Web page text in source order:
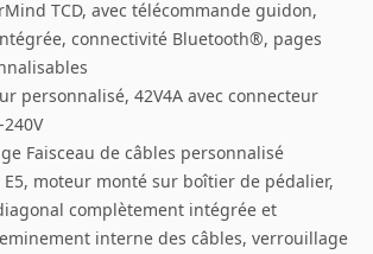
TCD, avec télécommande guidon,
connectivité Bluetooth®, pages
personnalisé, 42V4A avec connecteur
Faisceau de câbles personnalisé
moteur monté sur boîtier de pédalier,
complètement intégrée et
interne des câbles, verrouillage